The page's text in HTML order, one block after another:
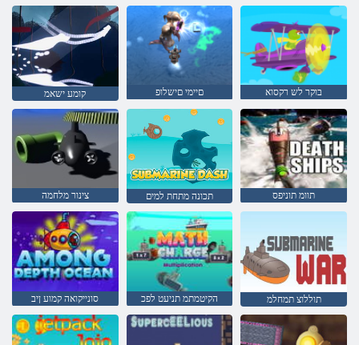
קומע ישאמ םיימי םישלופ בוקר לש רקסוא
צינור מלחמה תכונה מתחת למים תוומ תוניפס
סונייקואה קמוע ןיב הקיטמתמ תניעט לפכ תוללוצ תמחלמ